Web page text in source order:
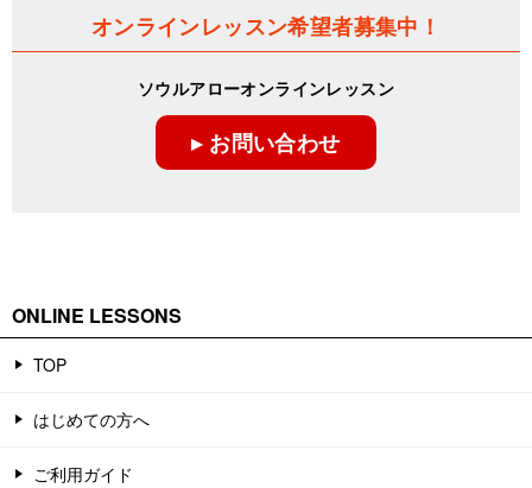
オンラインレッスン希望者募集中！
ソウルアローオンラインレッスン
▸ お問い合わせ
ONLINE LESSONS
TOP
はじめての方へ
ご利用ガイド